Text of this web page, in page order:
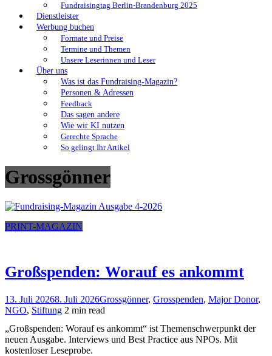
Fundraisingtag Berlin-Brandenburg 2025
Dienstleister
Werbung buchen
Formate und Preise
Termine und Themen
Unsere Leserinnen und Leser
Über uns
Was ist das Fundraising-Magazin?
Personen & Adressen
Feedback
Das sagen andere
Wie wir KI nutzen
Gerechte Sprache
So gelingt Ihr Artikel
Grossgönner
PRINT-MAGAZIN
Großspenden: Worauf es ankommt
13. Juli 20268. Juli 2026Grossgönner, Grosspenden, Major Donor,
NGO, Stiftung 2 min read
„Großspenden: Worauf es ankommt“ ist Themenschwerpunkt der
neuen Ausgabe. Interviews und Best Practice aus NPOs. Mit
kostenloser Leseprobe.